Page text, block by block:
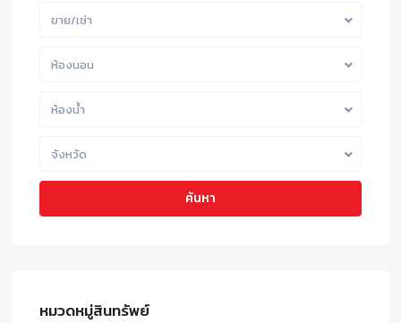
ขาย/เช่า
ห้องนอน
ห้องน้ำ
จังหวัด
ค้นหา
หมวดหมู่สินทรัพย์